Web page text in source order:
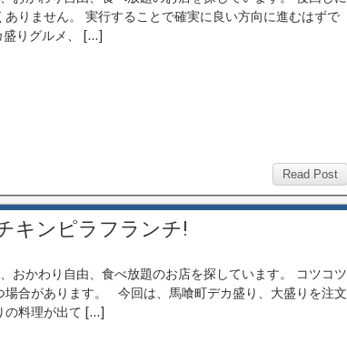
ありません。 実行することで確実に良い方向に進むはずで
りグルメ、 […]
Read Post
キンピラフランチ!
おかわり自由、食べ放題のお店を探しています。 コツコツ
場合があります。 今回は、馬喰町デカ盛り、大盛りを注文
の料理が出て […]